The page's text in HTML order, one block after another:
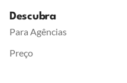
Descubra
Para Agências
Preço